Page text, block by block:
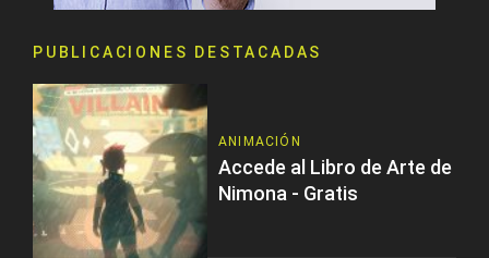
PUBLICACIONES DESTACADAS
ANIMACIÓN
Accede al Libro de Arte de
Nimona - Gratis